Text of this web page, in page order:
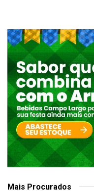
Mais Procurados